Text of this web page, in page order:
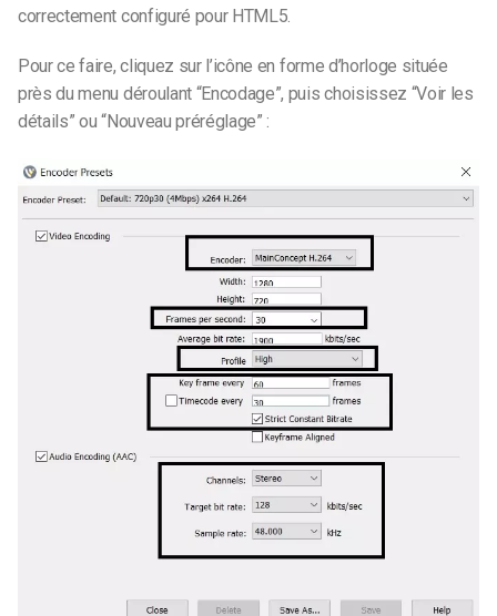
correctement configuré pour HTML5.
Pour ce faire, cliquez sur l’icône en forme d’horloge située
près du menu déroulant “Encodage”, puis choisissez “Voir les
détails” ou “Nouveau préréglage” :